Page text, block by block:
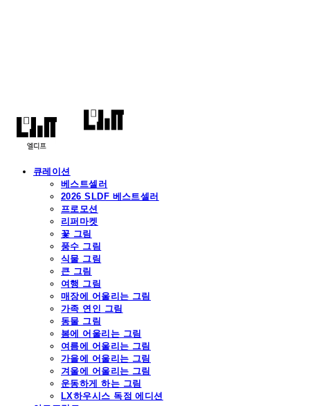
큐레이션
베스트셀러
2026 SLDF 베스트셀러
프로모션
리퍼마켓
꽃 그림
풍수 그림
식물 그림
큰 그림
여행 그림
매장에 어울리는 그림
가족 연인 그림
동물 그림
봄에 어울리는 그림
여름에 어울리는 그림
가을에 어울리는 그림
겨울에 어울리는 그림
운동하게 하는 그림
LX하우시스 독점 에디션